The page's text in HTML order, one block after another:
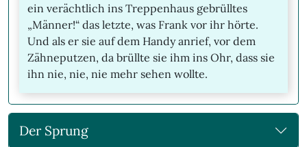
ein verächtlich ins Treppenhaus gebrülltes
„Männer!“ das letzte, was Frank vor ihr hörte.
Und als er sie auf dem Handy anrief, vor dem
Zähneputzen, da brüllte sie ihm ins Ohr, dass sie
ihn nie, nie, nie mehr sehen wollte.
Der Sprung